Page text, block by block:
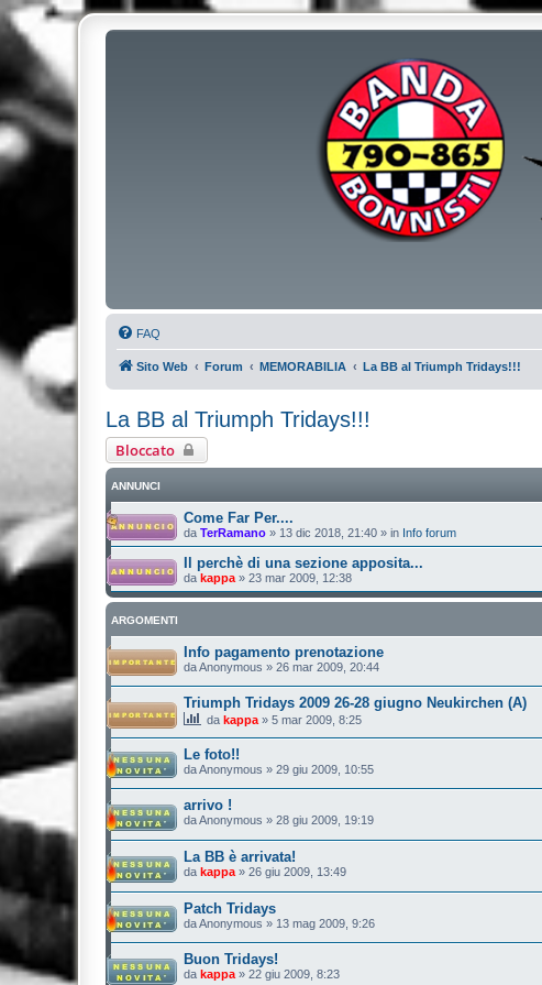
FAQ
Sito Web Forum MEMORABILIA La BB al Triumph Tridays!!!
La BB al Triumph Tridays!!!
Bloccato
ANNUNCI
Come Far Per....
da TerRamano » 13 dic 2018, 21:40 » in Info forum
Il perchè di una sezione apposita...
da kappa » 23 mar 2009, 12:38
ARGOMENTI
Info pagamento prenotazione
daAnonymous » 26 mar 2009, 20:44
Triumph Tridays 2009 26-28 giugno Neukirchen (A)
da kappa » 5 mar 2009, 8:25
Le foto!!
daAnonymous » 29 giu 2009, 10:55
arrivo !
daAnonymous » 28 giu 2009, 19:19
La BB è arrivata!
da kappa » 26 giu 2009, 13:49
Patch Tridays
daAnonymous » 13 mag 2009, 9:26
Buon Tridays!
da kappa » 22 giu 2009, 8:23